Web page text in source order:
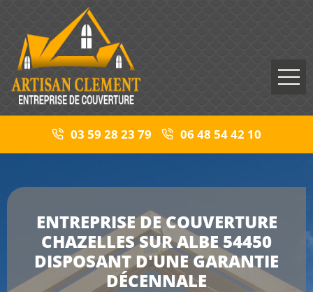
03 59 28 23 79 06 48 54 42 10
ENTREPRISE DE COUVERTURE
CHAZELLES SUR ALBE 54450
DISPOSANT D'UNE GARANTIE
DÉCENNALE